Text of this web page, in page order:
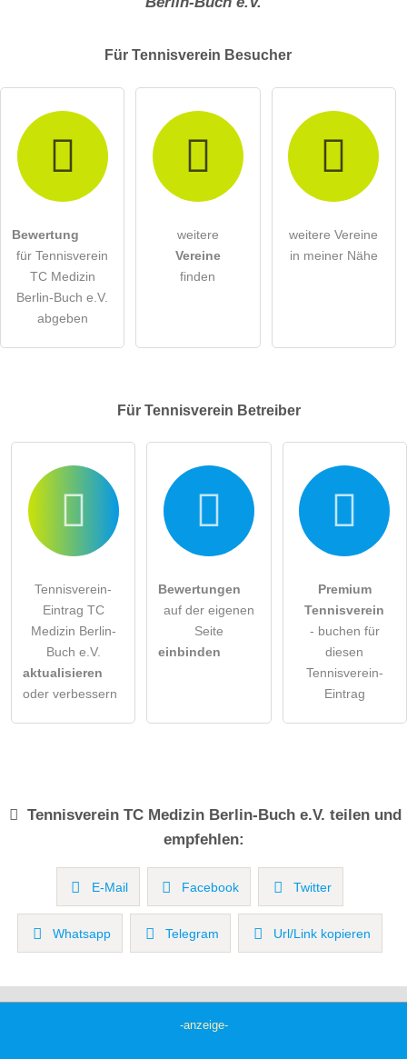
Für Tennisverein Besucher
Bewertung
für Tennisverein
TC Medizin
Berlin-Buch e.V.
abgeben
weitere
Vereine
finden
weitere Vereine
in meiner Nähe
Für Tennisverein Betreiber
Tennisverein-
Eintrag TC
Medizin Berlin-
Buch e.V.
aktualisieren
oder verbessern
Bewertungen
auf der eigenen
Seite
einbinden
Premium
Tennisverein
- buchen für
diesen
Tennisverein-
Eintrag
Tennisverein TC Medizin Berlin-Buch e.V. teilen und
empfehlen:
E-Mail Facebook Twitter
Whatsapp Telegram Url/Link kopieren
-anzeige-